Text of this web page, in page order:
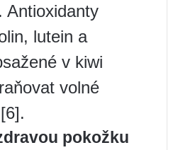
Antioxidanty
lutein a
v kiwi
volné
pokožku